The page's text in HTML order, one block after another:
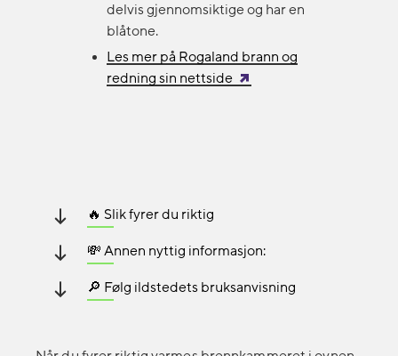
delvis gjennomsiktige og har en
blåtone.
Les mer på Rogaland brann og
redning sin nettside
🔥 Slik fyrer du riktig
💸 Annen nyttig informasjon:
🔎 Følg ildstedets bruksanvisning